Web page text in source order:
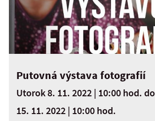
Putovná výstava fotografií
Utorok 8. 11. 2022 | 10:00 hod. do
15. 11. 2022 | 10:00 hod.